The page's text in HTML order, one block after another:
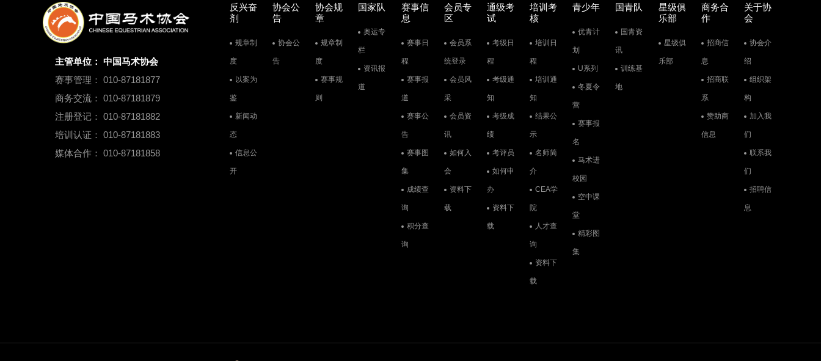
主管单位： 中国马术协会
赛事管理： 010-87181877
商务交流： 010-87181879
注册登记： 010-87181882
培训认证： 010-87181883
媒体合作： 010-87181858
反兴奋
剂
规章制
度
以案为
鉴
新闻动
态
信息公
开
协会公
告
协会公
告
协会规
章
规章制
度
赛事规
则
国家队
奥运专
栏
资讯报
道
赛事信
息
赛事日
程
赛事报
道
赛事公
告
赛事图
集
成绩查
询
积分查
询
会员专
区
会员系
统登录
会员风
采
会员资
讯
如何入
会
资料下
载
通级考
试
考级日
程
考级通
知
考级成
绩
考评员
如何申
办
资料下
载
培训考
核
培训日
程
培训通
知
结果公
示
名师简
介
CEA学
院
人才查
询
资料下
载
青少年
优青计
划
U系列
冬夏令
营
赛事报
名
马术进
校园
空中课
堂
精彩图
集
国青队
国青资
讯
训练基
地
星级俱
乐部
星级俱
乐部
商务合
作
招商信
息
招商联
系
赞助商
信息
关于协
会
协会介
绍
组织架
构
加入我
们
联系我
们
招聘信
息